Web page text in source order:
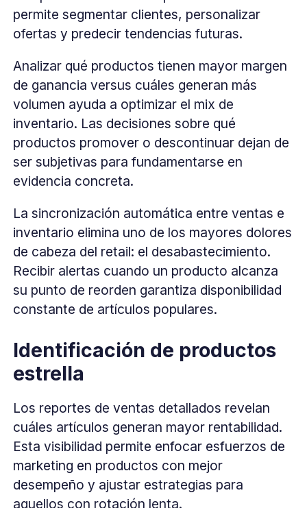
permite segmentar clientes, personalizar
ofertas y predecir tendencias futuras.
Analizar qué productos tienen mayor margen
de ganancia versus cuáles generan más
volumen ayuda a optimizar el mix de
inventario. Las decisiones sobre qué
productos promover o descontinuar dejan de
ser subjetivas para fundamentarse en
evidencia concreta.
La sincronización automática entre ventas e
inventario elimina uno de los mayores dolores
de cabeza del retail: el desabastecimiento.
Recibir alertas cuando un producto alcanza
su punto de reorden garantiza disponibilidad
constante de artículos populares.
Identificación de productos
estrella
Los reportes de ventas detallados revelan
cuáles artículos generan mayor rentabilidad.
Esta visibilidad permite enfocar esfuerzos de
marketing en productos con mejor
desempeño y ajustar estrategias para
aquellos con rotación lenta.